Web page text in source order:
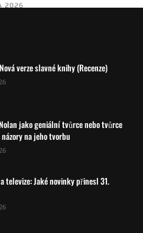
2026
verze slavné knihy (Recenze)
jako geniální tvůrce nebo tvůrce
na jeho tvorbu
televize: Jaké novinky přinesl 31.